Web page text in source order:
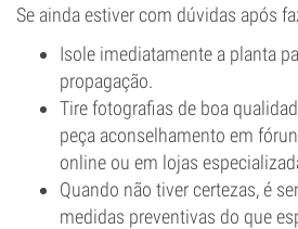
Se ainda estiver com dúvidas após
Isole imediatamente a planta
propagação.
Tire fotografias de boa
peça aconselhamento em
online ou em lojas
Quando não tiver certezas, é
medidas preventivas do que